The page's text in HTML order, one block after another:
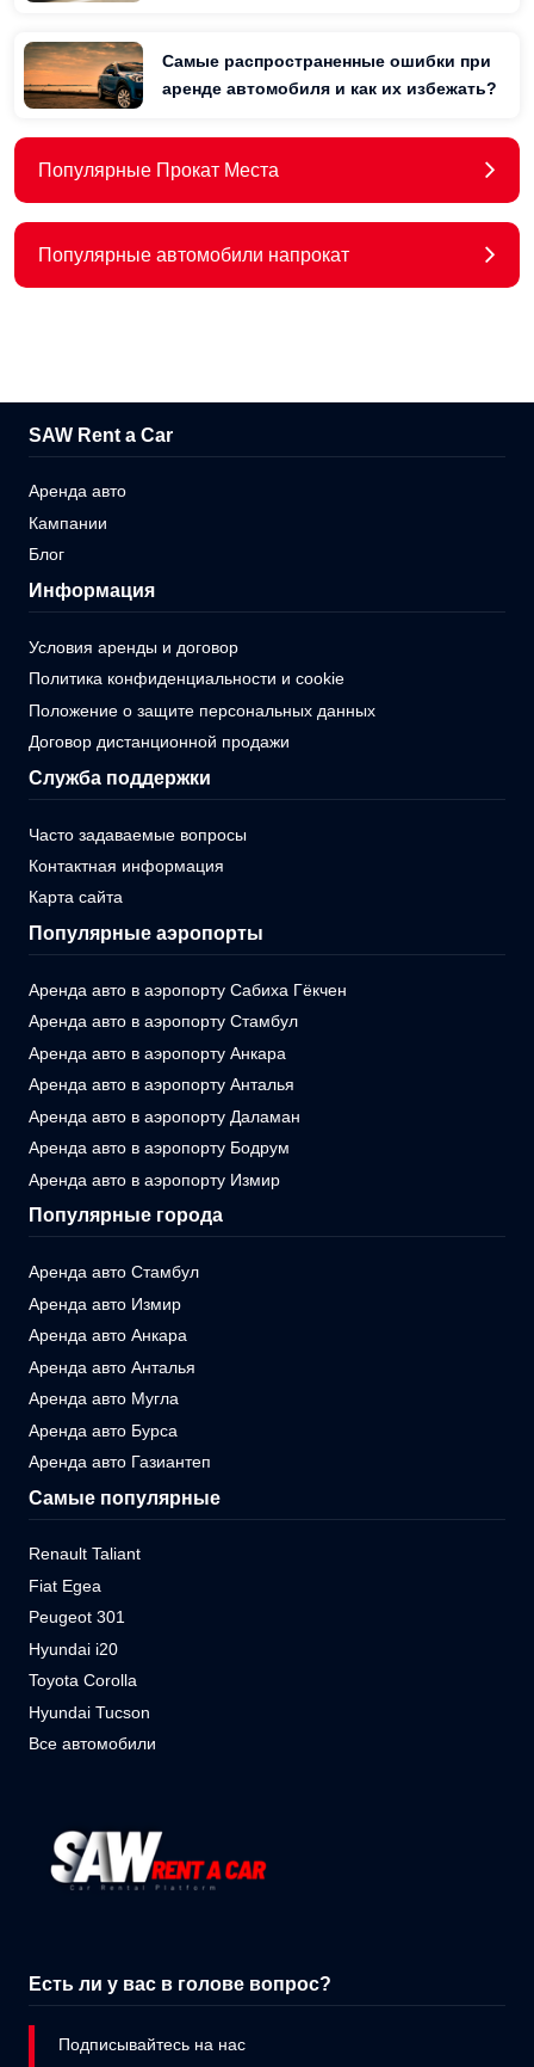
Самые распространенные ошибки при
аренде автомобиля и как их избежать?
Популярные Прокат Места
Популярные автомобили напрокат
SAW Rent a Car
Аренда авто
Кампании
Блог
Информация
Условия аренды и договор
Политика конфиденциальности и cookie
Положение о защите персональных данных
Договор дистанционной продажи
Служба поддержки
Часто задаваемые вопросы
Контактная информация
Карта сайта
Популярные аэропорты
Аренда авто в аэропорту Сабиха Гёкчен
Аренда авто в аэропорту Стамбул
Аренда авто в аэропорту Анкара
Аренда авто в аэропорту Анталья
Аренда авто в аэропорту Даламан
Аренда авто в аэропорту Бодрум
Аренда авто в аэропорту Измир
Популярные города
Аренда авто Стамбул
Аренда авто Измир
Аренда авто Анкара
Аренда авто Анталья
Аренда авто Мугла
Аренда авто Бурса
Аренда авто Газиантеп
Самые популярные
Renault Taliant
Fiat Egea
Peugeot 301
Hyundai i20
Toyota Corolla
Hyundai Tucson
Все автомобили
Есть ли у вас в голове вопрос?
Подписывайтесь на нас